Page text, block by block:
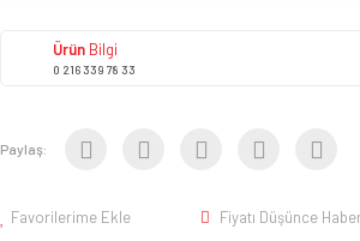
Ürün Bilgi
0 216 339 78 33
Paylaş:
Favorilerime Ekle Fiyatı Düşünce